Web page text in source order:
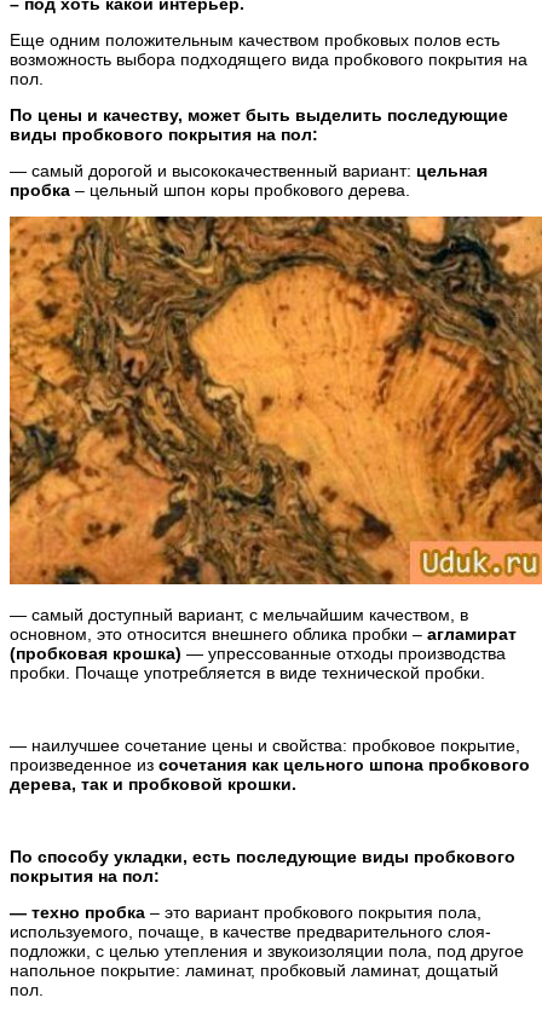
Еще одним положительным качеством пробковых полов есть
возможность выбора подходящего вида пробкового покрытия на
пол.
По цены и качеству, может быть выделить последующие
виды пробкового покрытия на пол:
— самый дорогой и высококачественный вариант: цельная
пробка – цельный шпон коры пробкового дерева.
— самый доступный вариант, с мельчайшим качеством, в
основном, это относится внешнего облика пробки – агламират
(пробковая крошка) — упрессованные отходы производства
пробки. Почаще употребляется в виде технической пробки.
— наилучшее сочетание цены и свойства: пробковое покрытие,
произведенное из сочетания как цельного шпона пробкового
дерева, так и пробковой крошки.
По способу укладки, есть последующие виды пробкового
покрытия на пол:
— техно пробка – это вариант пробкового покрытия пола,
используемого, почаще, в качестве предварительного слоя-
подложки, с целью утепления и звукоизоляции пола, под другое
напольное покрытие: ламинат, пробковый ламинат, дощатый
пол.